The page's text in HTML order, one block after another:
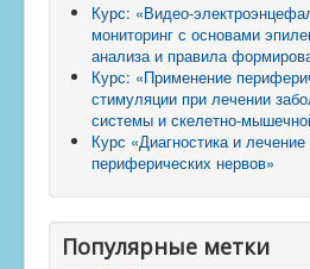
Курс: «Видео-
мониторинг с основами
анализа и правила
Курс: «Применение
стимуляции при лечении
системы и скелетно-
Курс «Диагностика и
периферических нервов»
Популярные метки